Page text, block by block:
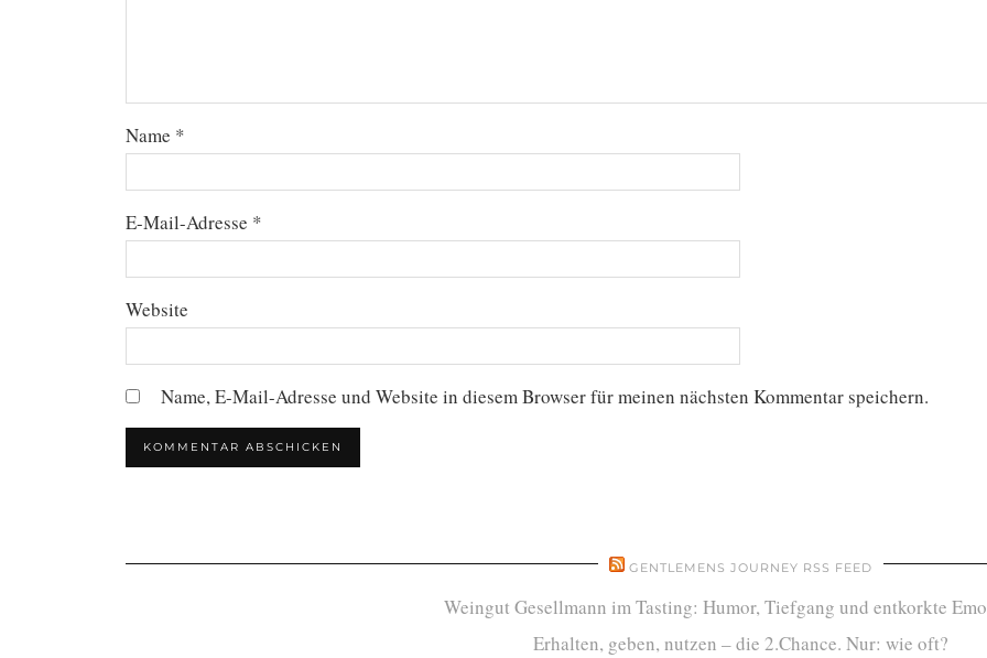
Name *
E-Mail-Adresse *
Website
Name, E-Mail-Adresse und Website in diesem Browser für meinen nächsten Kommentar speichern.
GENTLEMENS JOURNEY RSS FEED
Weingut Gesellmann im Tasting: Humor, Tiefgang und entkorkte
Erhalten, geben, nutzen – die 2.Chance. Nur: wie oft?